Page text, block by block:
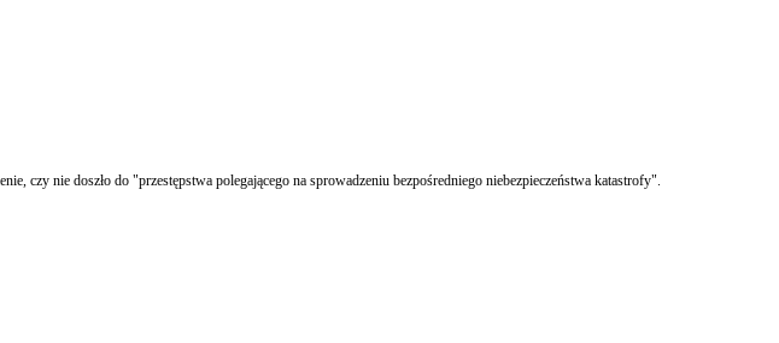
nie doszło do "przestępstwa polegającego na sprowadzeniu bezpośredniego niebezpieczeństwa katastrofy".